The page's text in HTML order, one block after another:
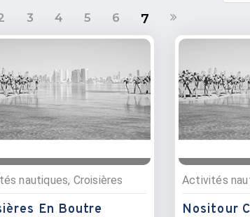
3 4 5 6 7
nautiques, Croisières
En Boutre Nositour